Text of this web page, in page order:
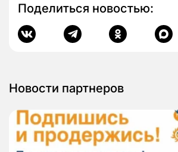
Поделиться новостью:
Новости партнеров